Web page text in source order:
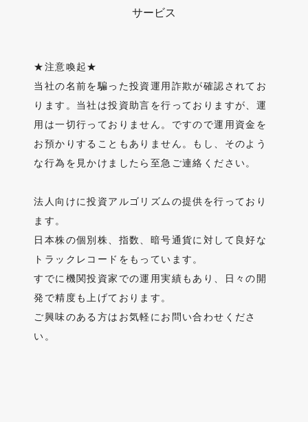
サービス
★注意喚起★
当社の名前を騙った投資運用詐欺が確認されてお
ります。当社は投資助言を行っておりますが、運
用は一切行っておりません。ですので運用資金を
お預かりすることもありません。もし、そのよう
な行為を見かけましたら至急ご連絡ください。
法人向けに投資アルゴリズムの提供を行っており
ます。
日本株の個別株、指数、暗号通貨に対して良好な
トラックレコードをもっています。
すでに機関投資家での運用実績もあり、日々の開
発で精度も上げております。
ご興味のある方はお気軽にお問い合わせくださ
い。